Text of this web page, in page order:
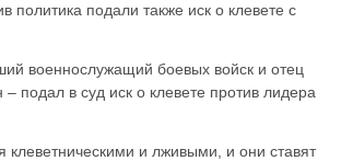
политика подали также иск о клевете с
военнослужащий боевых войск и отец
подал в суд иск о клевете против лидера
клеветническими и лживыми, и они ставят